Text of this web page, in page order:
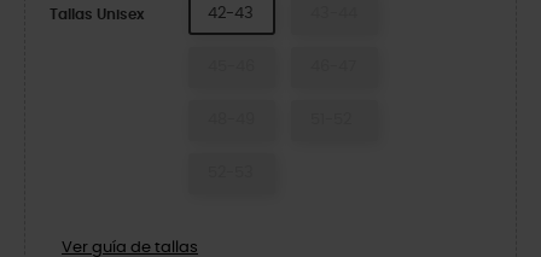
Tallas Unisex 42-43
Ver guía de tallas